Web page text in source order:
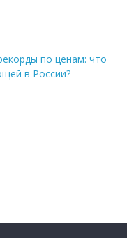
по ценам: что
в России?